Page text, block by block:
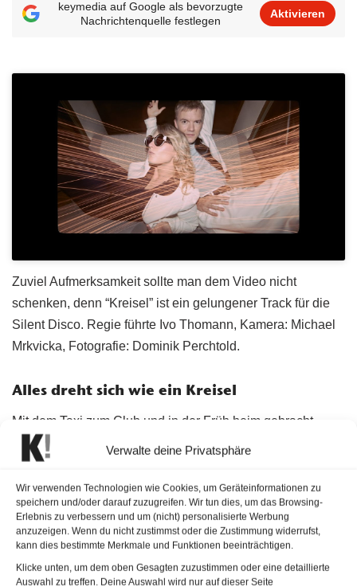
Verwalte deine Privatsphäre
Wir verwenden Technologien wie Cookies, um Geräteinformationen zu
speichern und/oder darauf zuzugreifen. Wir tun dies, um das Browsing-
Erlebnis zu verbessern und um (nicht) personalisierte Werbung
anzuzeigen. Wenn du nicht zustimmst oder die Zustimmung widerrufst,
kann dies bestimmte Merkmale und Funktionen beeinträchtigen.
Klicke unten, um dem oben Gesagten zuzustimmen oder eine detaillierte
Auswahl zu treffen. Deine Auswahl wird nur auf dieser Seite
keymedia auf Google als bevorzugte
Nachrichtenquelle festlegen
Aktivieren
Zuviel Aufmerksamkeit sollte man dem Video nicht
schenken, denn “Kreisel” ist ein gelungener Track für die
Silent Disco. Regie führte Ivo Thomann, Kamera: Michael
Mrkvicka, Fotografie: Dominik Perchtold.
Alles dreht sich wie ein Kreisel
Mit dem Taxi zum Club und in der Früh heim gebracht
werden, ist die angenehmste Variante das Nachtleben zu
genießen. Die Erinnerungen an durchgetanzte Nächte sind
inzwischen verblasst. Keine Disco-Szene, keine
Wohnzimmerparty erinnert mehr daran. Sprache, Musik
und ein paar BPM verleihen der Nummer “Kreisel” von
Wiener Blond genügend Drive, um sich mühelos von der
Couch ins Taxi zu rollen. Aber keiner weiß, wohin es